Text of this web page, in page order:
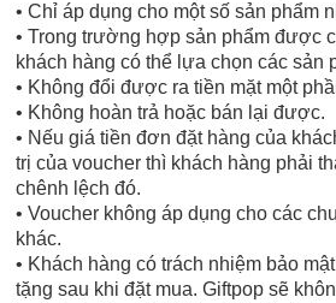
• Chỉ áp dụng cho một số sản phẩm
• Trong trường hợp sản phẩm được
khách hàng có thể lựa chọn các sản
• Không đổi được ra tiền mặt một
• Không hoàn trả hoặc bán lại được.
• Nếu giá tiền đơn đặt hàng của
trị của voucher thì khách hàng phải
chênh lệch đó.
• Voucher không áp dụng cho các
khác.
• Khách hàng có trách nhiệm bảo
tặng sau khi đặt mua. Giftpop sẽ